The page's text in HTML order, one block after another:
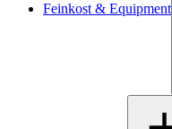
Feinkost & Equipment